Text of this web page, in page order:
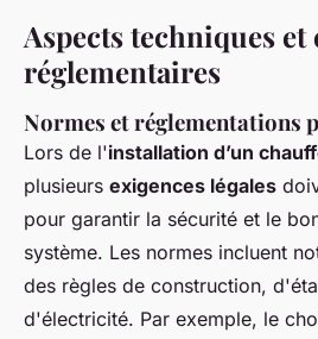
Aspects techniques et
réglementaires
Normes et réglementations
Lors de l'installation d’un
plusieurs exigences légales
pour garantir la sécurité et le
système. Les normes incluent
des règles de construction,
d'électricité. Par exemple, le